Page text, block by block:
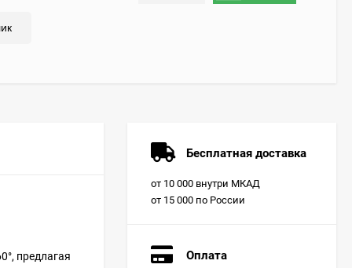
предлагая
Бесплатная доставка
от 10 000 внутри МКАД
от 15 000 по России
Оплата